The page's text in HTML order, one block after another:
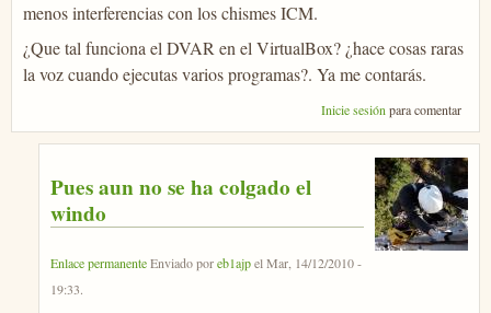
menos interferencias con los chismes ICM.
¿Que tal funciona el DVAR en el VirtualBox? ¿hace cosas raras
la voz cuando ejecutas varios programas?. Ya me contarás.
Inicie sesiónpara comentar
Pues aun no se ha colgado el
windo
Enlace permanenteEnviado poreb1ajpelMar, 14/12/2010 -
19:33.